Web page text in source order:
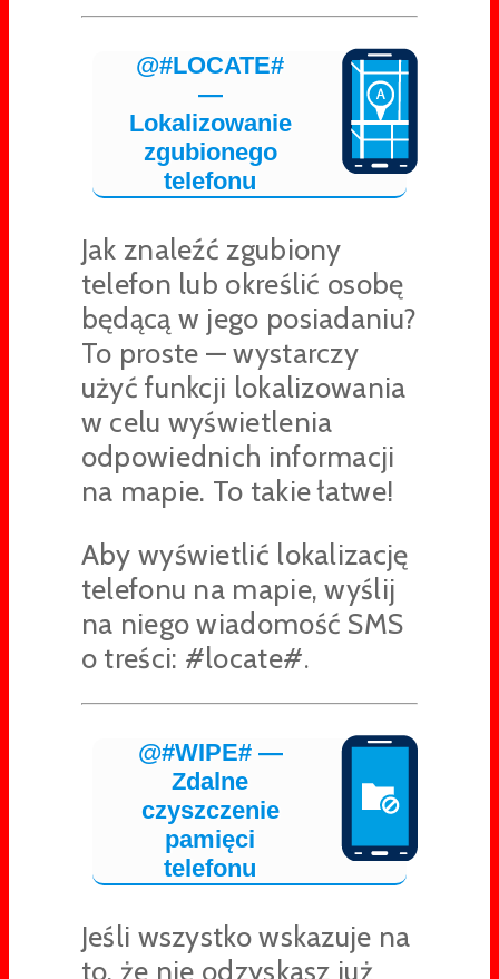
@#LOCATE#
—
Lokalizowanie
zgubionego
telefonu
Jak znaleźć zgubiony
telefon lub określić osobę
będącą w jego posiadaniu?
To proste — wystarczy
użyć funkcji lokalizowania
w celu wyświetlenia
odpowiednich informacji
na mapie. To takie łatwe!
Aby wyświetlić lokalizację
telefonu na mapie, wyślij
na niego wiadomość SMS
o treści: #locate#.
@#WIPE# —
Zdalne
czyszczenie
pamięci
telefonu
Jeśli wszystko wskazuje na
to, że nie odzyskasz już